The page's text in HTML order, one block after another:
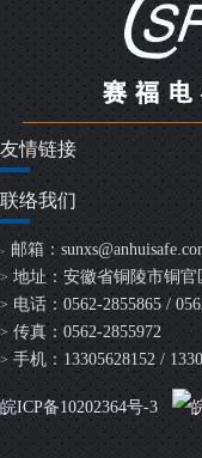
友情链接
联络我们
> 邮箱：
> 地址：安徽省铜陵市铜
> 电话：0562-2855865 /
> 传真：0562-2855972
> 手机：13305628152 /
皖ICP备10202364号-3